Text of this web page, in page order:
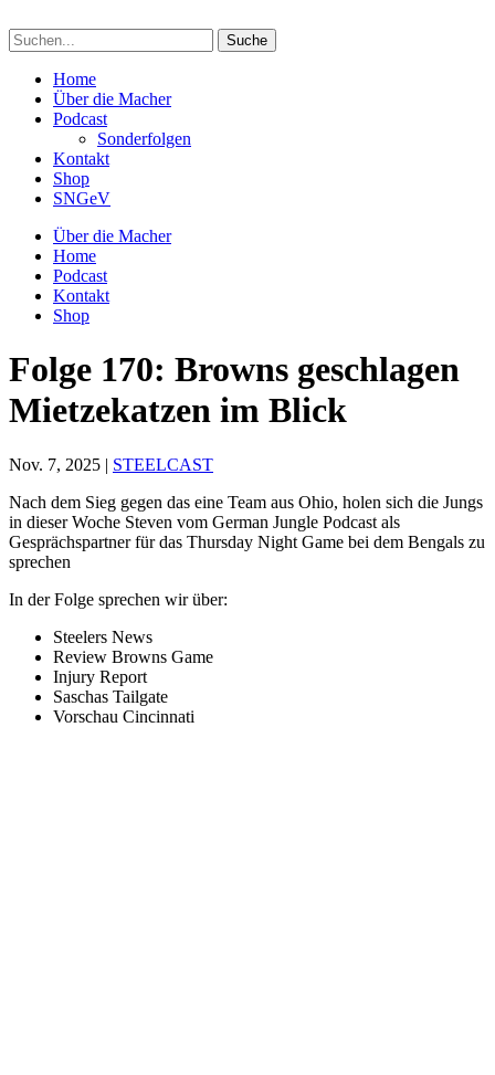
Suchen
nach:
Home
Über die Macher
Podcast
Sonderfolgen
Kontakt
Shop
SNGeV
Über die Macher
Home
Podcast
Kontakt
Shop
Folge 170: Browns geschlagen
Mietzekatzen im Blick
Nov. 7, 2025 | STEELCAST
Nach dem Sieg gegen das eine Team aus Ohio, holen sich die Jungs
in dieser Woche Steven vom German Jungle Podcast als
Gesprächspartner für das Thursday Night Game bei dem Bengals zu
sprechen
In der Folge sprechen wir über:
Steelers News
Review Browns Game
Injury Report
Saschas Tailgate
Vorschau Cincinnati